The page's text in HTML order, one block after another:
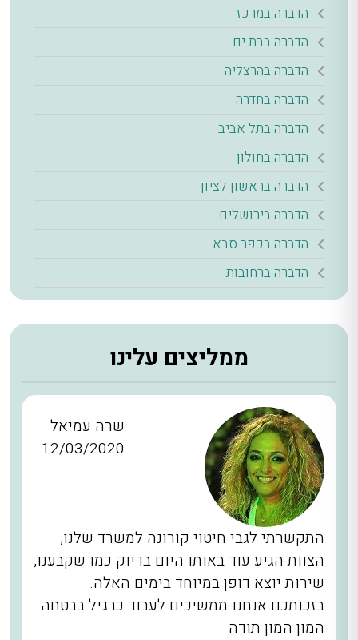
הדברה במרכז
הדברה בבת ים
הדברה בהרצליה
הדברה בחדרה
הדברה בתל אביב
הדברה בחולון
הדברה בראשון לציון
הדברה בירושלים
הדברה בכפר סבא
הדברה ברחובות
ממליצים עלינו
שרה עמיאל
12/03/2020
התקשרתי לגבי חיטוי קורונה למשרד שלנו,
הצוות הגיע עוד באותו היום בדיוק כמו שקבענו,
שירות יוצא דופן במיוחד בימים האלה.
בזכותכם אנחנו ממשיכים לעבוד כרגיל בבטחה
המון המון תודה